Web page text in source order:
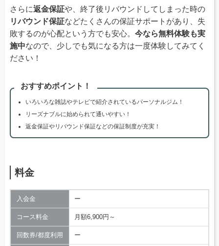
さらに返金保証や、終了後リバウンドしてしまった時の
リバウンド保証などたくさんの保証サポートがあり、失
敗するのが心配という方でも安心。 今なら無料体験も実
施中なので、少しでも気になる方は一度体験してみてく
ださい！
おすすめポイント！
いろいろな雑誌やテレビで紹介されているパーソナルジム！
リーズナブルに始められて通いやすい！
返金保証やリバウンド保証などの保証制度が充実！
料金
入会金 ー
コース料金 月額6,900円～
回数券/都度利用 ー